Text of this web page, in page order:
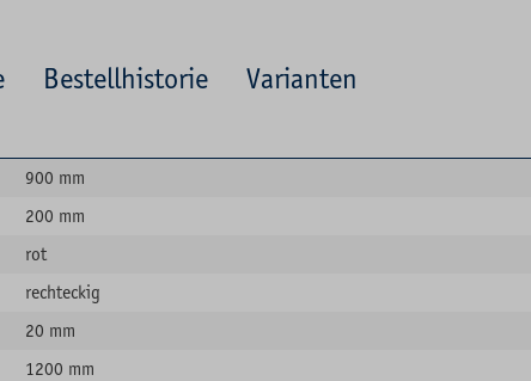
Bestellhistorie
Varianten
900 mm
200 mm
rot
rechteckig
20 mm
1200 mm